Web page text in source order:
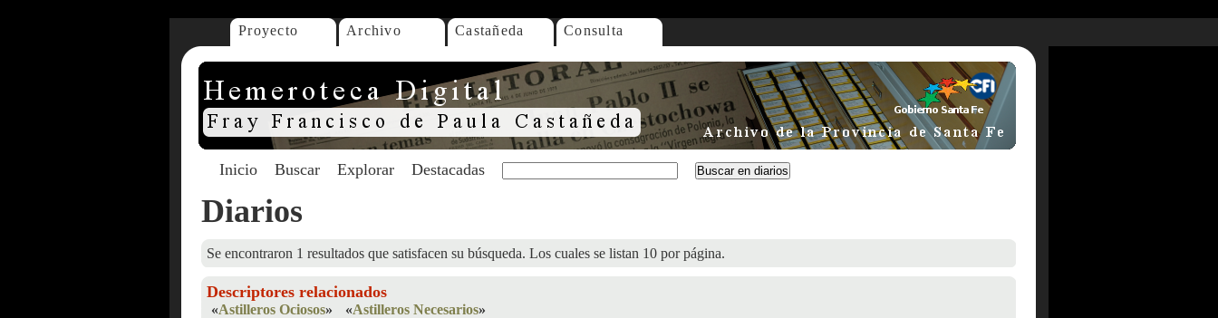
Proyecto Archivo Castañeda Consulta
Inicio Buscar Explorar Destacadas
Diarios
Se encontraron 1 resultados que satisfacen su búsqueda. Los cuales se listan 10 por página.
Descriptores relacionados
«Astilleros Ociosos» «Astilleros Necesarios»